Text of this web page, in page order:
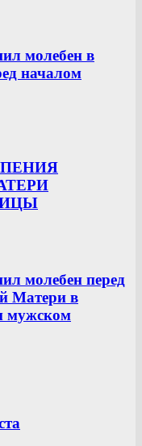
молебен в
началом
молебен перед
Матери в
мужском